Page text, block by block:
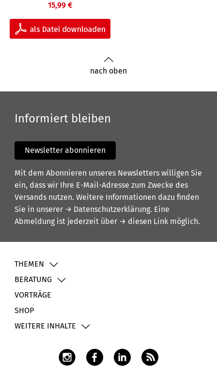
15,99 €
nach oben
Informiert bleiben
Newsletter abonnieren
Mit dem Abonnieren unseres Newsletters willigen Sie
ein, dass wir Ihre E-Mail-Adresse zum Zwecke des
Versands nutzen. Weitere Informationen dazu finden
Sie in unserer → Datenschutzerklärung. Eine
Abmeldung ist jederzeit über → diesen Link möglich.
THEMEN
BERATUNG
VORTRÄGE
SHOP
WEITERE INHALTE